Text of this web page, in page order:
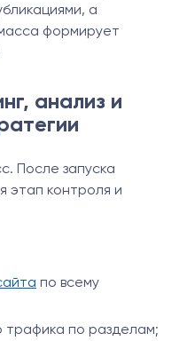
а
формирует
анализ и
После запуска
этап контроля и
по всему
трафика по разделам;